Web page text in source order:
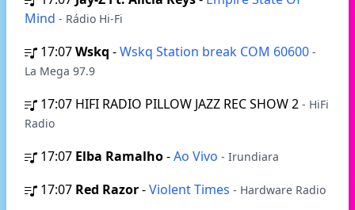
Mind - Rádio Hi-Fi
17:07Wskq -Wskq Station break COM 60600 -
La Mega 97.9
17:07 HIFI RADIO PILLOW JAZZ REC SHOW 2 - HiFi
Radio
17:07 Elba Ramalho-Ao Vivo - Irundiara
17:07 Red Razor-Violent Times - Hardware Radio